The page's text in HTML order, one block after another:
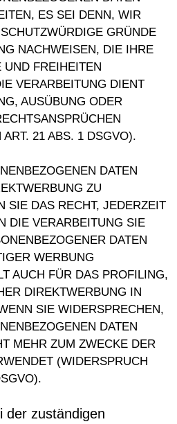
ES SEI DENN, WIR
GRÜNDE
NACHWEISEN, DIE IHRE
UND FREIHEITEN
VERARBEITUNG DIENT
AUSÜBUNG ODER
21 ABS. 1 DSGVO).
DATEN
ZU
SIE DAS RECHT, JEDERZEIT
DIE VERARBEITUNG SIE
DATEN
WERBUNG
AUCH FÜR DAS PROFILING,
DIREKTWERBUNG IN
SIE WIDERSPRECHEN,
DATEN
MEHR ZUM ZWECKE DER
(WIDERSPRUCH
der zuständigen